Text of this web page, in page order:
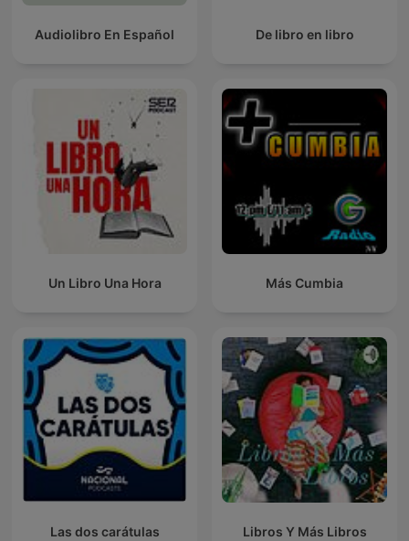
Audiolibro En Español De libro en libro
Un Libro Una Hora Más Cumbia
Las dos carátulas Libros Y Más Libros